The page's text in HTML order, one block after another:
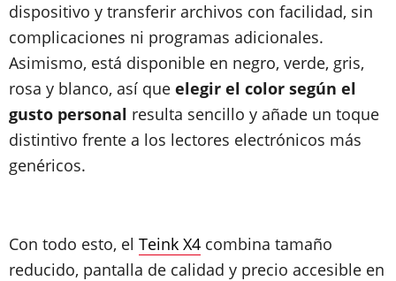
dispositivo y transferir archivos con facilidad, sin
complicaciones ni programas adicionales.
Asimismo, está disponible en negro, verde, gris,
rosa y blanco, así que elegir el color según el
gusto personal resulta sencillo y añade un toque
distintivo frente a los lectores electrónicos más
genéricos.
Con todo esto, el Teink X4 combina tamaño
reducido, pantalla de calidad y precio accesible en